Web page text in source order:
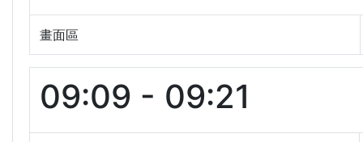
畫面區
09:09 - 09:21